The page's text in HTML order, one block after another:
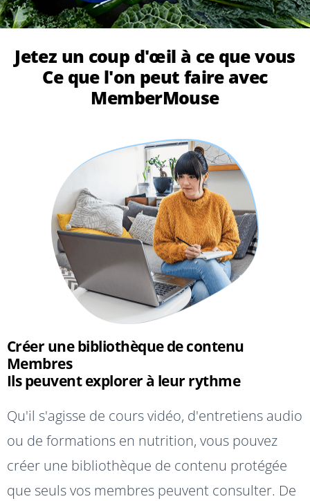
Jetez un coup d'œil à ce que vous
Ce que l'on peut faire avec
MemberMouse
Créer une bibliothèque de contenu
Membres
Ils peuvent explorer à leur rythme
Qu'il s'agisse de cours vidéo, d'entretiens audio
ou de formations en nutrition, vous pouvez
créer une bibliothèque de contenu protégée
que seuls vos membres peuvent consulter. De